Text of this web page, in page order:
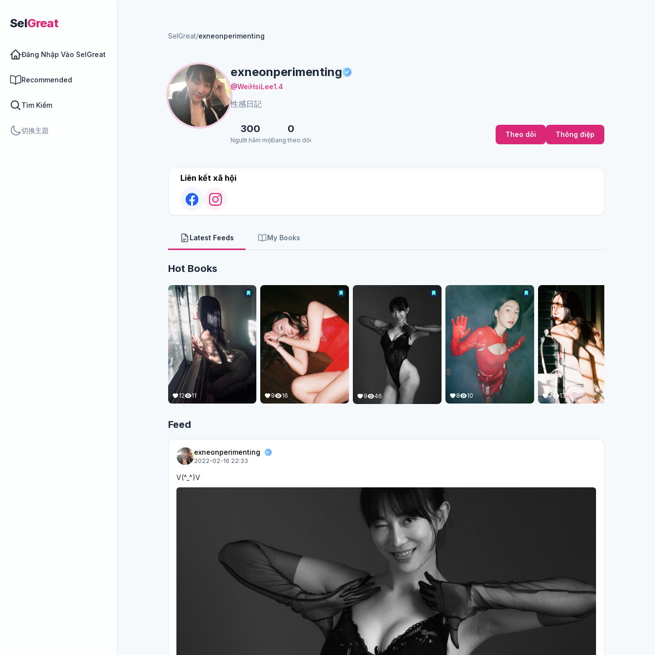
SelGreat
Đăng Nhập Vào SelGreat
Recommended
Tìm Kiếm
切換主題
SelGreat/exneonperimenting
exneonperimenting
@WeiHsiLee1.4
性感日記
300
Người hâm mộ
0
Đang theo dõi
Theo dõi Thông điệp
Liên kết xã hội
Latest Feeds My Books
Hot Books
12 11 9 16 9 46 8 10 7 13
Feed
exneonperimenting
2022-02-16 22:33
V(^_^)V